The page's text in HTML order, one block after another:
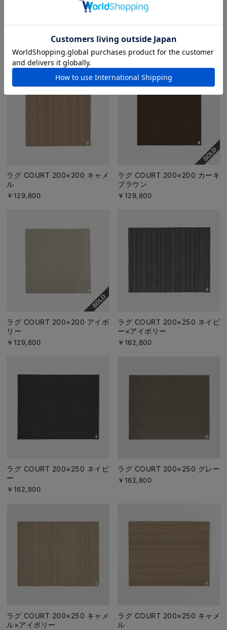
ラグ COURT 200×200 グレー
ラグ COURT 200×200 キャメ
ル×アイボリー
￥129,800
ラグ COURT 200×200 キャメ
ル
￥129,800
ラグ COURT 200×200 カーキ
ブラウン
￥129,800
ラグ COURT 200×200 アイボ
リー
￥129,800
ラグ COURT 200×250 ネイビ
ー×アイボリー
￥162,800
ラグ COURT 200×250 ネイビ
ー
￥162,800
ラグ COURT 200×250 グレー
￥162,800
ラグ COURT 200×250 キャメ
ル×アイボリー
ラグ COURT 200×250 キャメ
ル